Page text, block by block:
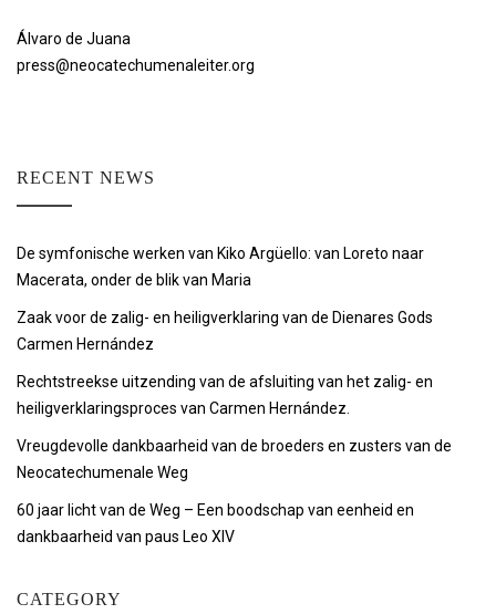
Álvaro de Juana
press@neocatechumenaleiter.org
RECENT NEWS
De symfonische werken van Kiko Argüello: van Loreto naar
Macerata, onder de blik van Maria
Zaak voor de zalig- en heiligverklaring van de Dienares Gods
Carmen Hernández
Rechtstreekse uitzending van de afsluiting van het zalig- en
heiligverklaringsproces van Carmen Hernández.
Vreugdevolle dankbaarheid van de broeders en zusters van de
Neocatechumenale Weg
60 jaar licht van de Weg – Een boodschap van eenheid en
dankbaarheid van paus Leo XIV
CATEGORY